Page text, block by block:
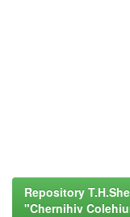
Repository
"Chernihiv